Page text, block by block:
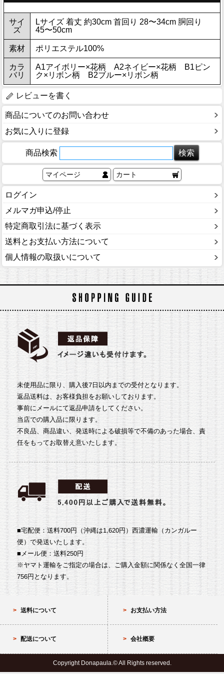
サイ
ズ
Lサイズ 着丈 約30cm 首回り 28〜34cm 胴回り
45〜50cm
素材 ポリエステル100%
カラ
バリ
A1アイボリー×花柄 A2ネイビー×花柄 B1ピン
ク×リボン柄 B2ブルー×リボン柄
レビューを書く
商品についてのお問い合わせ
お気に入りに登録
商品検索
マイページ カート
ログイン
メルマガ申込/停止
特定商取引法に基づく表示
送料とお支払い方法について
個人情報の取扱いについて
未使用品に限り、購入後7日以内までの受付となります。
返品送料は、お客様負担をお願いしております。
事前にメールにて返品申請をしてください。
当店での購入品に限ります。
不良品、商品違い、発送時による破損等で不備のあった場合、責
任をもってお取替え意いたします。
■宅配便：送料700円（沖縄は1,620円）西濃運輸（カンガルー
便）で発送いたします。
■メール便：送料250円
※ヤマト運輸をご指定の場合は、ご購入金額に関係なく全国一律
756円となります。
送料について お支払い方法
配送について 会社概要
Copyright Donapaula.© All Rights reserved.